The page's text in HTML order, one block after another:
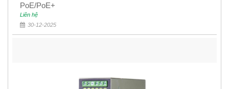
PoE/PoE+
Liên hệ
30-12-2025